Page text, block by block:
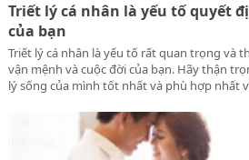
Triết lý cá nhân là yếu tố quyết
của bạn
Triết lý cá nhân là yếu tố rất quan trọng và
vận mệnh và cuộc đời của bạn. Hãy thận
lý sống của mình tốt nhất và phù hợp nhất